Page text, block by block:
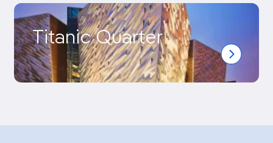
Titanic Quarter